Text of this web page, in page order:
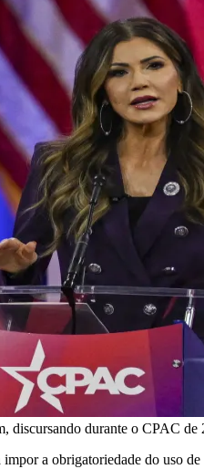
discursando durante o CPAC
a obrigatoriedade do uso